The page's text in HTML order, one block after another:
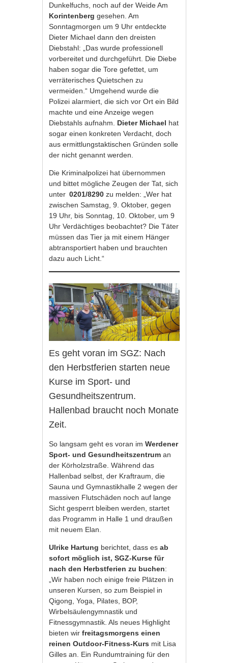
Dunkelfuchs, noch auf der Weide Am
Korintenberggesehen. Am
Sonntagmorgen um 9 Uhr entdeckte
Dieter Michael dann den dreisten
Diebstahl: „Das wurde professionell
vorbereitet und durchgeführt. Die Diebe
haben sogar die Tore gefettet, um
verräterisches Quietschen zu
vermeiden.“ Umgehend wurde die
Polizei alarmiert, die sich vor Ort ein Bild
machte und eine Anzeige wegen
Diebstahls aufnahm. Dieter Michael hat
sogar einen konkreten Verdacht, doch
aus ermittlungstaktischen Gründen solle
der nicht genannt werden.
Die Kriminalpolizei hat übernommen
und bittet mögliche Zeugen der Tat, sich
unter 0201/8290 zu melden: „Wer hat
zwischen Samstag, 9. Oktober, gegen
19 Uhr, bis Sonntag, 10. Oktober, um 9
Uhr Verdächtiges beobachtet? Die Täter
müssen das Tier ja mit einem Hänger
abtransportiert haben und brauchten
dazu auch Licht.“
Es geht voran im SGZ: Nach
den Herbstferien starten neue
Kurse im Sport- und
Gesundheitszentrum.
Hallenbad braucht noch Monate
Zeit.
So langsam geht es voran imWerdener
Sport- und Gesundheitszentrum an
der Körholzstraße. Während das
Hallenbad selbst, der Kraftraum, die
Sauna und Gymnastikhalle 2 wegen der
massiven Flutschäden noch auf lange
Sicht gesperrt bleiben werden, startet
das Programm in Halle 1 und draußen
mit neuem Elan.
Ulrike Hartung berichtet, dass esab
sofort möglich ist, SGZ-Kurse für
nach den Herbstferien zu buchen:
„Wir haben noch einige freie Plätzen in
unseren Kursen, so zum Beispiel in
Qigong, Yoga, Pilates, BOP,
Wirbelsäulengymnastik und
Fitnessgymnastik. Als neues Highlight
bieten wirfreitagsmorgens einen
reinen Outdoor-Fitness-Kurs mit Lisa
Gilles an. Ein Rundumtraining für den